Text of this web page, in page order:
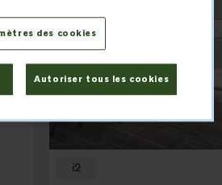
i2
des cookies
Autoriser tous les cookies